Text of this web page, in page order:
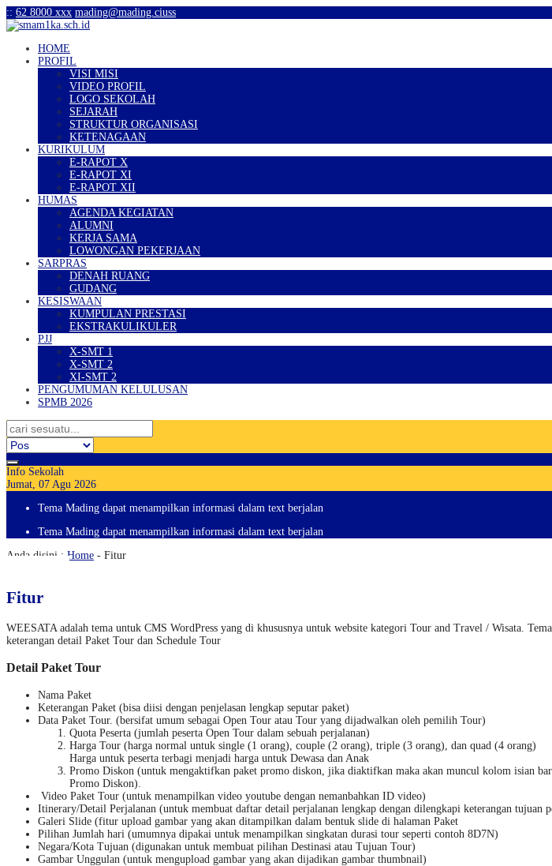
:: 62 8000 xxx mading@mading.ciuss
HOME
PROFIL
VISI MISI
VIDEO PROFIL
LOGO SEKOLAH
SEJARAH
STRUKTUR ORGANISASI
KETENAGAAN
KURIKULUM
E-RAPOT X
E-RAPOT XI
E-RAPOT XII
HUMAS
AGENDA KEGIATAN
ALUMNI
KERJA SAMA
LOWONGAN PEKERJAAN
SARPRAS
DENAH RUANG
GUDANG
KESISWAAN
KUMPULAN PRESTASI
EKSTRAKULIKULER
PJJ
X-SMT 1
X-SMT 2
XI-SMT 2
PENGUMUMAN KELULUSAN
SPMB 2026
Info Sekolah
Jumat, 07 Agu 2026
Tema Mading dapat menampilkan informasi dalam text berjalan
Tema Mading dapat menampilkan informasi dalam text berjalan
Anda disini : Home - Fitur
Fitur
WEESATA adalah tema untuk CMS WordPress yang di khususnya untuk website kategori Tour and Travel / Wisata.
keterangan detail Paket Tour dan Schedule Tour
Detail Paket Tour
Nama Paket
Keterangan Paket (bisa diisi dengan penjelasan lengkap seputar paket)
Data Paket Tour. (bersifat umum sebagai Open Tour atau Tour yang dijadwalkan oleh pemilih Tour)
Quota Peserta (jumlah peserta Open Tour dalam sebuah perjalanan)
Harga Tour (harga normal untuk single (1 orang), couple (2 orang), triple (3 orang), dan quad (4 orang)
Harga untuk peserta terbagi menjadi harga untuk Dewasa dan Anak
Promo Diskon (untuk mengaktifkan paket promo diskon, jika diaktifkan maka akan muncul kolom isian
Promo Diskon).
Video Paket Tour (untuk menampilkan video youtube dengan nemanbahkan ID video)
Itinerary/Detail Perjalanan (untuk membuat daftar detail perjalanan lengkap dengan dilengkapi keterangan tujuan
Galeri Slide (fitur upload gambar yang akan ditampilkan dalam bentuk slide di halaman Paket
Pilihan Jumlah hari (umumnya dipakai untuk menampilkan singkatan durasi tour seperti contoh 8D7N)
Negara/Kota Tujuan (digunakan untuk membuat pilihan Destinasi atau Tujuan Tour)
Gambar Unggulan (untuk mengupload gambar yang akan dijadikan gambar thumbnail)